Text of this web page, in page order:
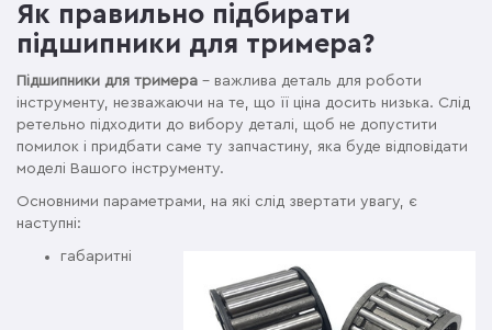
Як правильно підбирати
підшипники для тримера?
Підшипники для тримера – важлива деталь для роботи
інструменту, незважаючи на те, що її ціна досить низька. Слід
ретельно підходити до вибору деталі, щоб не допустити
помилок і придбати саме ту запчастину, яка буде відповідати
моделі Вашого інструменту.
Основними параметрами, на які слід звертати увагу, є
наступні:
габаритні